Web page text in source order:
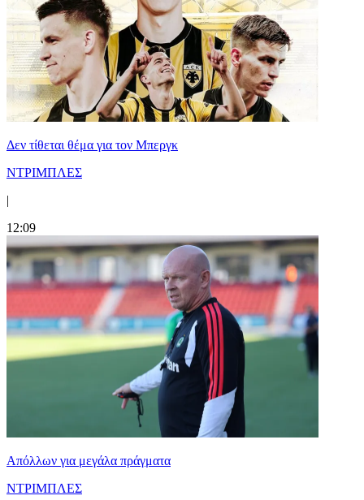
Δεν τίθεται θέμα για τον Μπεργκ
ΝΤΡΙΜΠΛΕΣ
|
12:09
Απόλλων για μεγάλα πράγματα
ΝΤΡΙΜΠΛΕΣ